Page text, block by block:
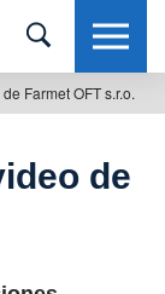
Farmet OFT s.r.o.
de